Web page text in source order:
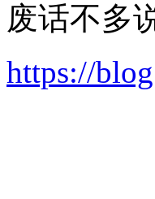
废话不多
https://